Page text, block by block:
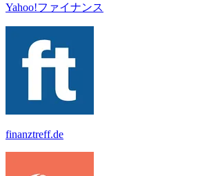
Yahoo!ファイナンス
finanztreff.de